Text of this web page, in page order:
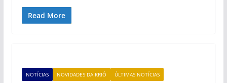
Read More
NOTÍCIAS NOVIDADES DA KRIÔ ÚLTIMAS NOTÍCIAS